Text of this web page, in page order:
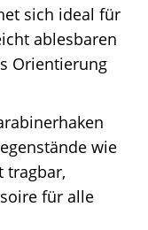
sich ideal für
ablesbaren
Orientierung
wie
tragbar,
für alle